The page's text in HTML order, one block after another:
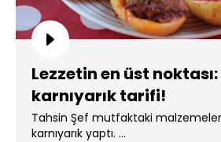
Lezzetin en üst
karnıyarık tarifi!
Tahsin Şef mutfaktaki
karnıyarık yaptı. ...